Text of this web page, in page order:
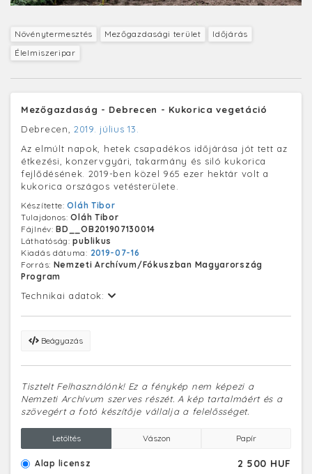
Növénytermesztés Mezőgazdasági terület
Időjárás
Élelmiszeripar
Mezőgazdaság - Debrecen - Kukorica vegetáció
Debrecen, 2019. július 13.
Az elmúlt napok, hetek csapadékos időjárása jót tett az
étkezési, konzervgyári, takarmány és siló kukorica
fejlődésének. 2019-ben közel 965 ezer hektár volt a
kukorica országos vetésterülete.
Készítette:Oláh Tibor
Tulajdonos:Oláh Tibor
Fájlnév:BD__OB201907130014
Láthatóság:publikus
Kiadás dátuma: 2019-07-16
Forrás: Nemzeti Archívum/Fókuszban Magyarország
Program
Technikai adatok:
Beágyazás
Tisztelt Felhasználónk! Ez a fénykép nem képezi a
Nemzeti Archívum szerves részét. A kép tartalmáért és a
szövegért a fotó készítője vállalja a felelősséget.
Letöltés Vászon Papír
Alap licensz 2 500 HUF